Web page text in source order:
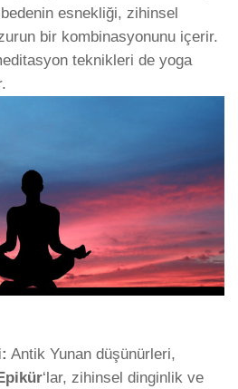
esnekliği, zihinsel
bir kombinasyonunu içerir.
teknikleri de yoga
Antik Yunan düşünürleri,
‘lar, zihinsel dinginlik ve